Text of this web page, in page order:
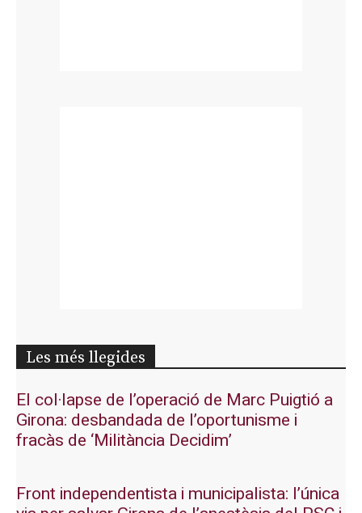
Les més llegides
El col·lapse de l’operació de Marc Puigtió a
Girona: desbandada de l’oportunisme i
fracàs de ‘Militància Decidim’
Front independentista i municipalista: l’única